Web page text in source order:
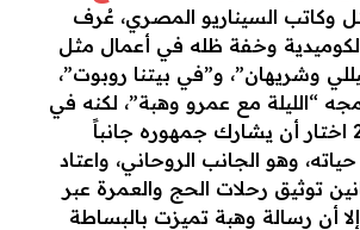
وكاتب السيناريو المصري، عُرف
الكوميدية وخفة ظله في أعمال مثل
وشريهان”، و”في بيتنا روبوت”،
“الليلة مع عمرو وهبة”، لكنه في
موسم الحج 2026 اختار أن يشارك جمهوره جانباً
وهو الجانب الروحاني، واعتاد
توثيق رحلات الحج والعمرة عبر
أن رسالة وهبة تميزت بالبساطة